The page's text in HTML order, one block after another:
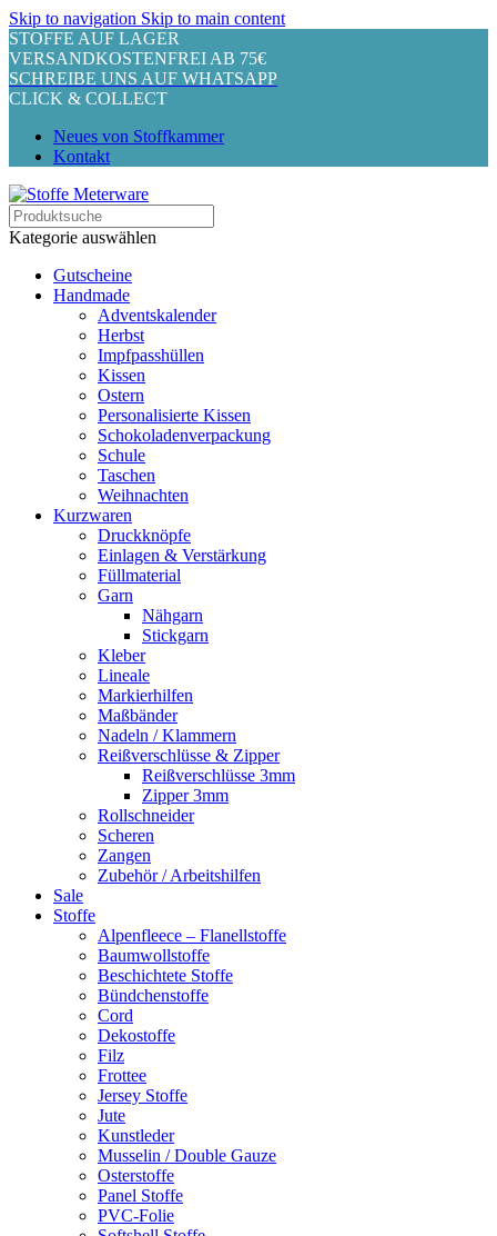
Skip to navigation Skip to main content
STOFFE AUF LAGER
VERSANDKOSTENFREI AB 75€
SCHREIBE UNS AUF WHATSAPP
CLICK & COLLECT
Neues von Stoffkammer
Kontakt
Kategorie auswählen
Gutscheine
Handmade
Adventskalender
Herbst
Impfpasshüllen
Kissen
Ostern
Personalisierte Kissen
Schokoladenverpackung
Schule
Taschen
Weihnachten
Kurzwaren
Druckknöpfe
Einlagen & Verstärkung
Füllmaterial
Garn
Nähgarn
Stickgarn
Kleber
Lineale
Markierhilfen
Maßbänder
Nadeln / Klammern
Reißverschlüsse & Zipper
Reißverschlüsse 3mm
Zipper 3mm
Rollschneider
Scheren
Zangen
Zubehör / Arbeitshilfen
Sale
Stoffe
Alpenfleece – Flanellstoffe
Baumwollstoffe
Beschichtete Stoffe
Bündchenstoffe
Cord
Dekostoffe
Filz
Frottee
Jersey Stoffe
Jute
Kunstleder
Musselin / Double Gauze
Osterstoffe
Panel Stoffe
PVC-Folie